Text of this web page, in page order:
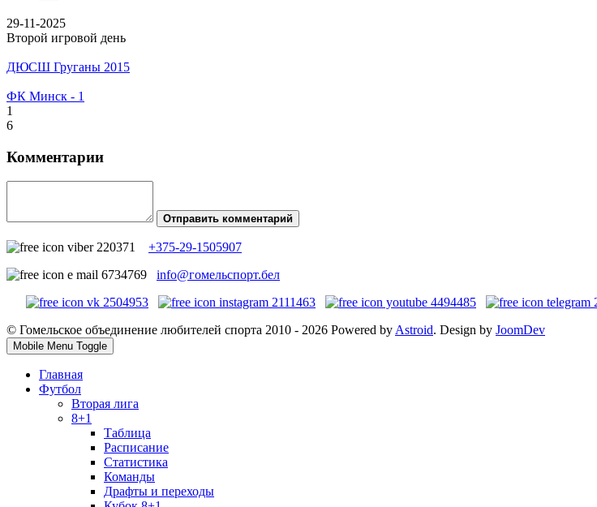
29-11-2025
Второй игровой день
ДЮСШ Груганы 2015
ФК Минск - 1
1
6
Комментарии
Отправить комментарий
+375-29-1505907
info@гомельспорт.бел
© Гомельское объединение любителей спорта 2010 - 2026 Powered by Astroid. Design by JoomDev
Mobile Menu Toggle
Главная
Футбол
Вторая лига
8+1
Таблица
Расписание
Статистика
Команды
Драфты и переходы